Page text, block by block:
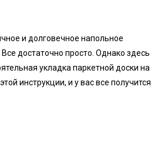
и долговечное напольное
достаточно просто. Однако здесь
укладка паркетной доски на
инструкции, и у вас все получится